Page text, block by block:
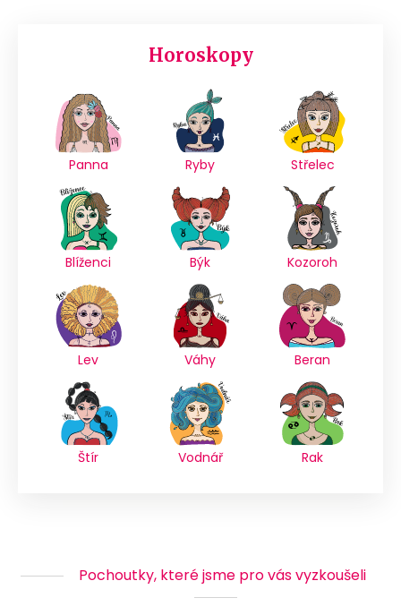
Horoskopy
Panna Ryby Střelec
Blíženci Býk Kozoroh
Lev Váhy Beran
Štír Vodnář Rak
Pochoutky, které jsme pro vás vyzkoušeli